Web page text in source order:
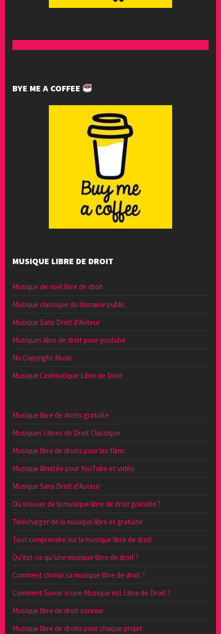
BYE ME A COFFEE
MUSIQUE LIBRE DE DROIT
Musique de noël libre de droit
Musique classique du domaine public
Musique Sans Droit d’Auteur
Musiques libre de droit pour youtube
No Copyright Music
Musique Cinématique Libre de Droit
Musique libre de droits gratuite
Musiques Libres de Droit Classique
Musique libre de droits pour les films
Musique illimitée pour YouTube et vidéo
Musique Sans Droit d’Auteur
Où trouver de la musique libre de droit gratuite ?
Télécharger de la musique libre et gratuite
Tout comprendre sur la musique libre de droit
Qu’est-ce qu’une musique libre de droit ?
Comment choisir sa musique libre de droit ?
Comment Savoir si une Musique est Libre de Droit ?
Musique libre de droit connue
Musique libre de droits pour chaque projet